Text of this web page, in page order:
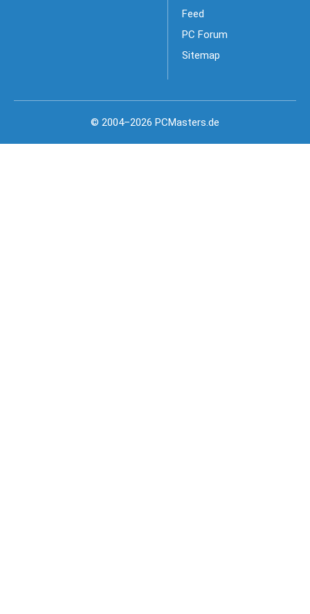
Feed
PC Forum
Sitemap
© 2004–2026 PCMasters.de